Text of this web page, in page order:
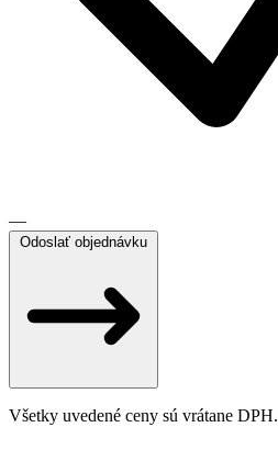
—
Odoslať objednávku
Všetky uvedené ceny sú vrátane DPH.